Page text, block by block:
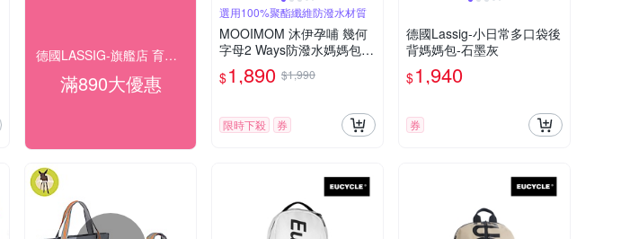
德國LASSIG-旗艦店 育兒生活新美學
滿890大優惠
選用100%聚酯纖維防潑水材質
MOOIMOM 沐伊孕哺 幾何
字母2 Ways防潑水媽媽包
多款可選
$1,890 $1,990
限時下殺 券
德國Lassig-小日常多口袋後
背媽媽包-石墨灰
$1,940
券